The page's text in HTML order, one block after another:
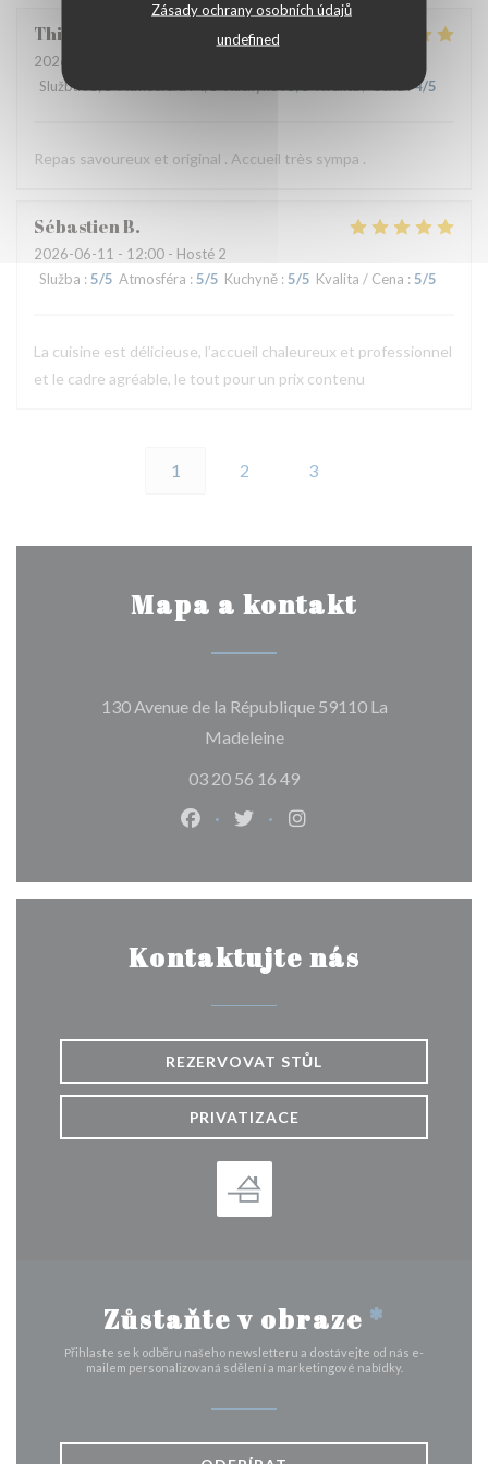
Zásady ochrany osobních údajů
undefined
Thierry
2026-06-11
Služba
4/5
Repas savoureux et original . Accueil très sympa .
SébastienB
2026-06-11 - 12:00 - Hosté 2
Služba : 5/5 Atmosféra : 5/5 Kuchyně : 5/5 Kvalita / Cena : 5/5
La cuisine est délicieuse, l’accueil chaleureux et professionnel
et le cadre agréable, le tout pour un prix contenu
1 2 3
Mapa a kontakt
130 Avenue de la République 59110 La
Madeleine((otevře se v novém okně))
03 20 56 16 49
Facebook ((otevře se v novém
Twitter ((otevře se v novém
Instagram ((otevře se
Kontaktujte nás
REZERVOVAT STŮL
PRIVATIZACE
Zůstaňte v obraze *
Přihlaste se k odběru našeho newsletteru a dostávejte od nás e-
mailem personalizovaná sdělení a marketingové nabídky.